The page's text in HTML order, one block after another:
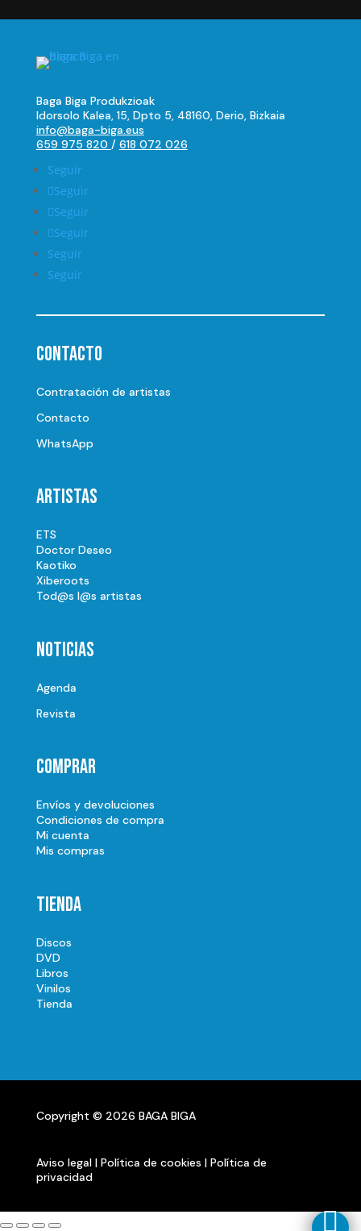
Baga Biga Produkzioak
Idorsolo Kalea, 15, Dpto 5, 48160, Derio, Bizkaia
info@baga-biga.eus
659 975 820 / 618 072 026
Seguir
Seguir
Seguir
Seguir
Seguir
Seguir
Contacto
Contratación de artistas
Contacto
WhatsApp
Artistas
ETS
Doctor Deseo
Kaotiko
Xiberoots
Tod@s l@s artistas
Noticias
Agenda
Revista
Comprar
Envíos y devoluciones
Condiciones de compra
Mi cuenta
Mis compras
Tienda
Discos
DVD
Libros
Vinilos
Tienda
Copyright © 2026 BAGA BIGA
Aviso legal| Política de cookies | Política de
privacidad
